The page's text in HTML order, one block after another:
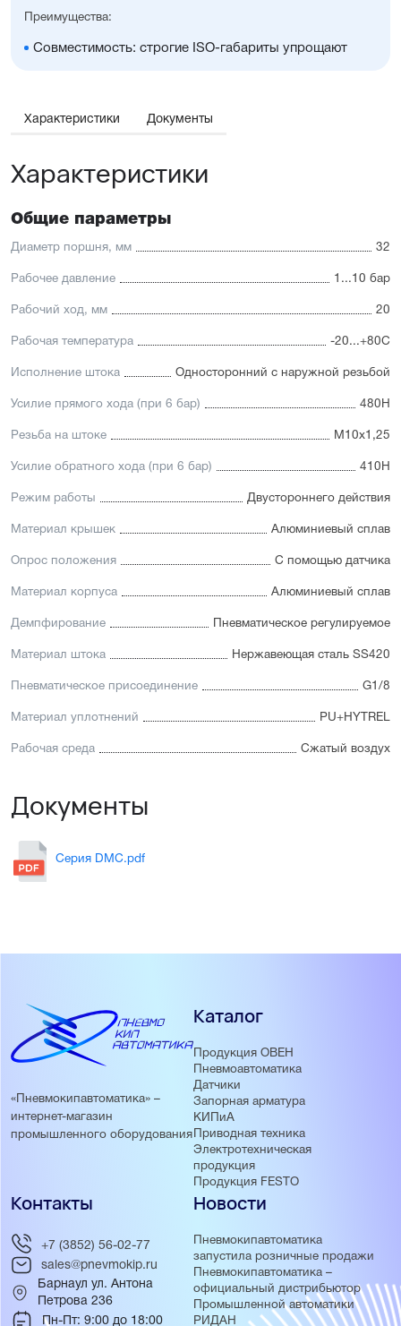
Преимущества:
Совместимость: строгие ISO-габариты упрощают
возможность изготовления с нестандартными
Доступность: сбалансированное соотношение
поставки
Отличительные черты:
Корпус изготовлен из легкого и прочного алюминия,
покрытого элоксаловым покрытием, препятствующим
коррозии
Шток изготавливается
из нержавеющей или хромированной стали, подходит
Уплотнение — полиуретан (PU) с возможностью
диапазоном (FKM/Viton). А также дополнительное
частицы в полость цилиндра
пневмоцилиндр имеет высокую устойчивость
Характеристики Документы
Характеристики
Общие параметры
Диаметр поршня, мм 32
Рабочее давление 1...10 бар
Рабочий ход, мм 20
Рабочая температура -20...+80С
Исполнение штока Односторонний с наружной резьбой
Усилие прямого хода (при 6 бар) 480Н
Резьба на штоке М10х1,25
Усилие обратного хода (при 6 бар) 410Н
Режим работы Двустороннего действия
Материал крышек Алюминиевый сплав
Опрос положения С помощью датчика
Материал корпуса Алюминиевый сплав
Демпфирование Пневматическое регулируемое
Материал штока Нержавеющая сталь SS420
Пневматическое присоединение G1/8
Материал уплотнений PU+HYTREL
Рабочая среда Сжатый воздух
Документы
Серия DMC.pdf
«Пневмокипавтоматика» –
интернет-магазин
промышленного оборудования
Каталог
Продукция ОВЕН
Пневмоавтоматика
Датчики
Запорная арматура
КИПиА
Приводная техника
Электротехническая
продукция
Продукция FESTO
Новости
Пневмокипавтоматика
запустила розничные продажи
Пневмокипавтоматика –
официальный дистрибьютор
Промышленной автоматики
РИДАН
Контакты
+7 (3852) 56-02-77
sales@pnevmokip.ru
Барнаул ул. Антона
Петрова 236
Пн-Пт: 9:00 до 18:00